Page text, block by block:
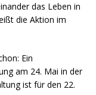
das Leben in
die Aktion im
Ein
am 24. Mai in der
ist für den 22.